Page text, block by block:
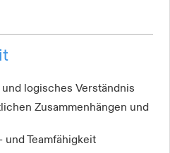
logisches Verständnis
Zusammenhängen und
und Teamfähigkeit